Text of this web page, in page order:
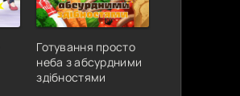
Готування просто
неба з абсурдними
здібностями